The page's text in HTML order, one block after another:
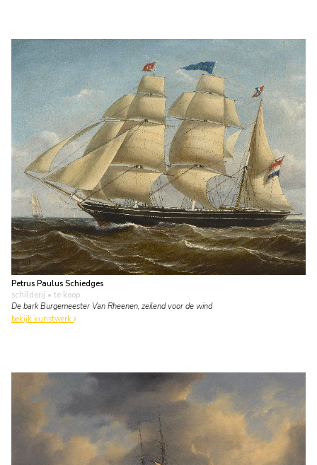
Petrus Paulus Schiedges
schilderij • te koop
De bark Burgemeester Van Rheenen, zeilend voor de wind
bekijk kunstwerk